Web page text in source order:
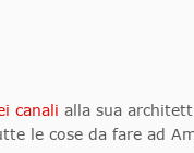
canali alla sua
le cose da fare ad